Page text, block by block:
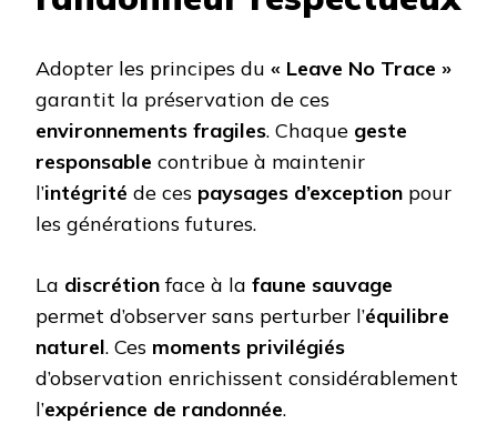
Adopter les principes du « Leave No Trace »
garantit la préservation de ces
environnements fragiles. Chaque geste
responsable contribue à maintenir
l’intégrité de ces paysages d’exception pour
les générations futures.
La discrétionface à la faune sauvage
permet d’observer sans perturber l’équilibre
naturel. Ces moments privilégiés
d’observation enrichissent considérablement
l’expérience de randonnée.